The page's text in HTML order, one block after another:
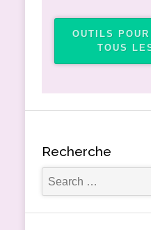
OUTILS
TOUS
Recherche